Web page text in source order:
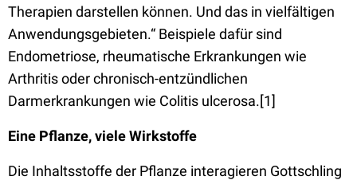
Therapien darstellen können. Und das in vielfältigen
Anwendungsgebieten.“ Beispiele dafür sind
Endometriose, rheumatische Erkrankungen wie
Arthritis oder chronisch-entzündlichen
Darmerkrankungen wie Colitis ulcerosa.[1]
Eine Pflanze, viele Wirkstoffe
Die Inhaltsstoffe der Pflanze interagieren Gottschling